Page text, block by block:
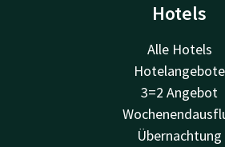
Hotels
Alle Hotels
Hotelangebote
3=2 Angebot
Übernachtung